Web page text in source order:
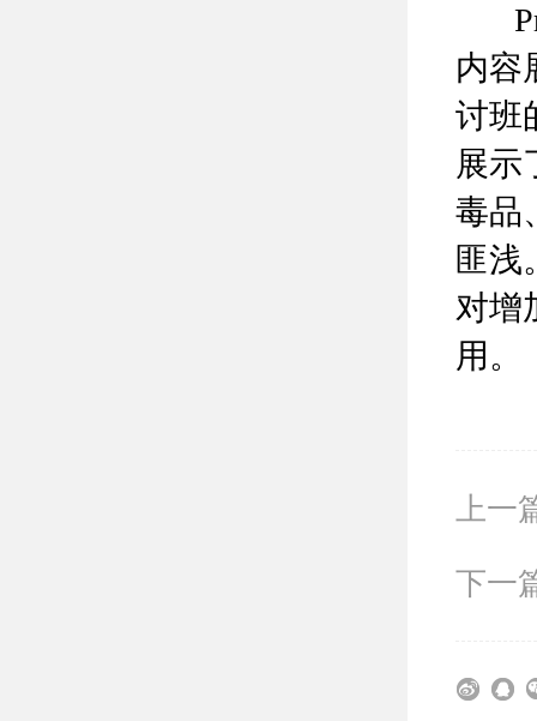
内容
讨班
展示
毒品
匪浅
对增
用。
上一
下一